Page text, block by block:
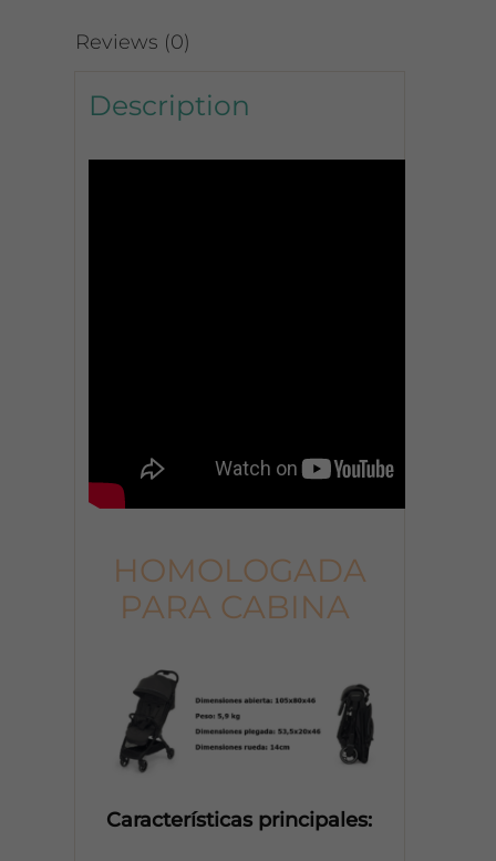
Reviews (0)
Description
HOMOLOGADA
PARA CABINA
Características principales: